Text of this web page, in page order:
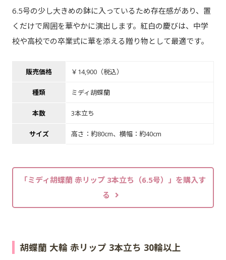
6.5号の少し大きめの鉢に入っているため存在感があり、置
くだけで周囲を華やかに演出します。紅白の慶びは、中学
校や高校での卒業式に華を添える贈り物として最適です。
販売価格 ￥14,900（税込）
種類 ミディ胡蝶蘭
本数 3本立ち
サイズ 高さ：約80cm、横幅：約40cm
「ミディ胡蝶蘭 赤リップ 3本立ち（6.5号）」を購入す
る
胡蝶蘭 大輪 赤リップ 3本立ち 30輪以上